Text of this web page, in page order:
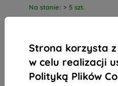
Strona korzysta
w celu realizacji
Polityką Plików
Na stanie: > 5 szt.
z całkowego 3.